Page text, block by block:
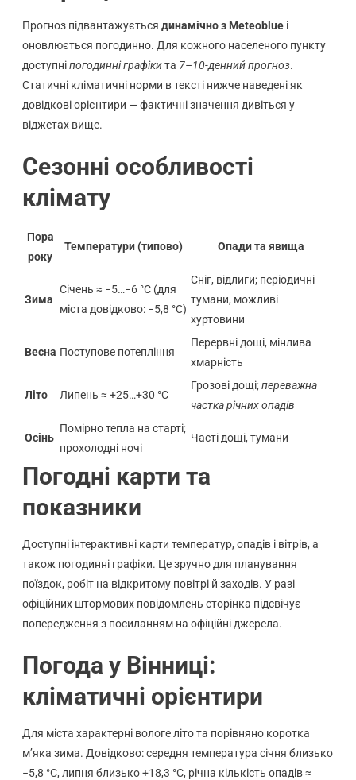
Прогноз підвантажується динамічно з Meteoblueі
оновлюється погодинно. Для кожного населеного пункту
доступніпогодинні графікита 7–10-денний прогноз.
Статичні кліматичні норми в тексті нижче наведені як
довідкові орієнтири — фактичні значення дивіться у
віджетах вище.
Сезонні особливості
клімату
Пора
року
Температури (типово) Опади та явища
Зима
Січень ≈ −5…−6 °C (для
міста довідково: −5,8 °C)
Сніг, відлиги; періодичні
тумани, можливі
хуртовини
Весна Поступове потепління
Перервні дощі, мінлива
хмарність
Літо Липень ≈ +25…+30 °C
Грозові дощі;переважна
частка річних опадів
Осінь
Помірно тепла на старті;
прохолодні ночі
Часті дощі, тумани
Погодні карти та
показники
Доступні інтерактивні карти температур, опадів і вітрів, а
також погодинні графіки. Це зручно для планування
поїздок, робіт на відкритому повітрі й заходів. У разі
офіційних штормових повідомлень сторінка підсвічує
попередження з посиланням на офіційні джерела.
Погода у Вінниці:
кліматичні орієнтири
Для міста характерні вологе літо та порівняно коротка
м’яка зима. Довідково: середня температура січня близько
−5,8 °C, липня близько +18,3 °C, річна кількість опадів ≈